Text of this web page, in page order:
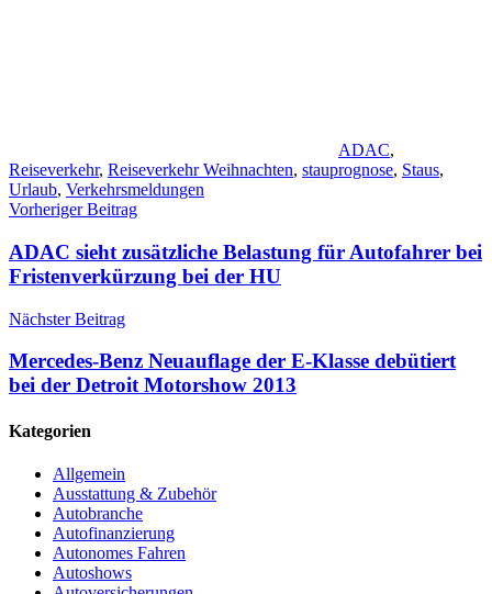
ADAC,
Reiseverkehr, Reiseverkehr Weihnachten, stauprognose, Staus,
Urlaub, Verkehrsmeldungen
Beitragsnavigation
Vorheriger Beitrag
ADAC sieht zusätzliche Belastung für Autofahrer bei
Fristenverkürzung bei der HU
Nächster Beitrag
Mercedes-Benz Neuauflage der E-Klasse debütiert
bei der Detroit Motorshow 2013
Kategorien
Allgemein
Ausstattung & Zubehör
Autobranche
Autofinanzierung
Autonomes Fahren
Autoshows